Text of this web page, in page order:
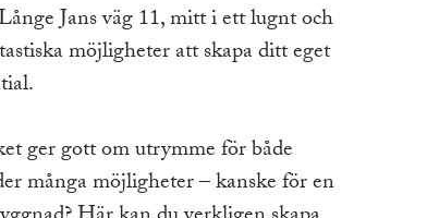
Jans väg 11, mitt i ett lugnt och
möjligheter att skapa ditt eget
ger gott om utrymme för både
många möjligheter – kanske för en